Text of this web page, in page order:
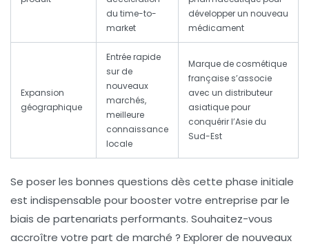
du time-to-
market
développer un nouveau
médicament
Expansion
géographique
Entrée rapide
sur de
nouveaux
marchés,
meilleure
connaissance
locale
Marque de cosmétique
française s’associe
avec un distributeur
asiatique pour
conquérir l’Asie du
Sud-Est
Se poser les bonnes questions dès cette phase initiale
est indispensable pourbooster votre entreprise par le
biais de partenariats performants. Souhaitez-vous
accroître votre part de marché ? Explorer de nouveaux